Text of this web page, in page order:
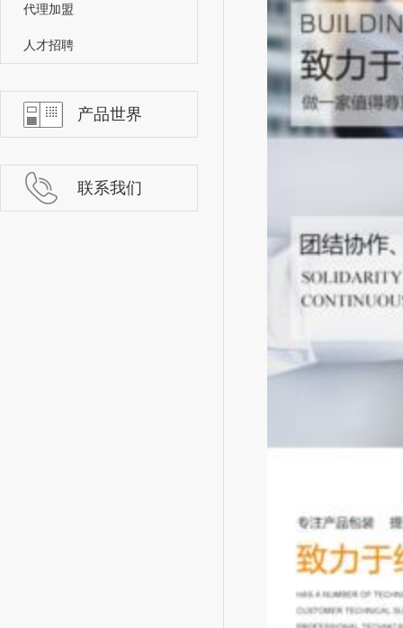
代理加盟
人才招聘
产品世界
联系我们